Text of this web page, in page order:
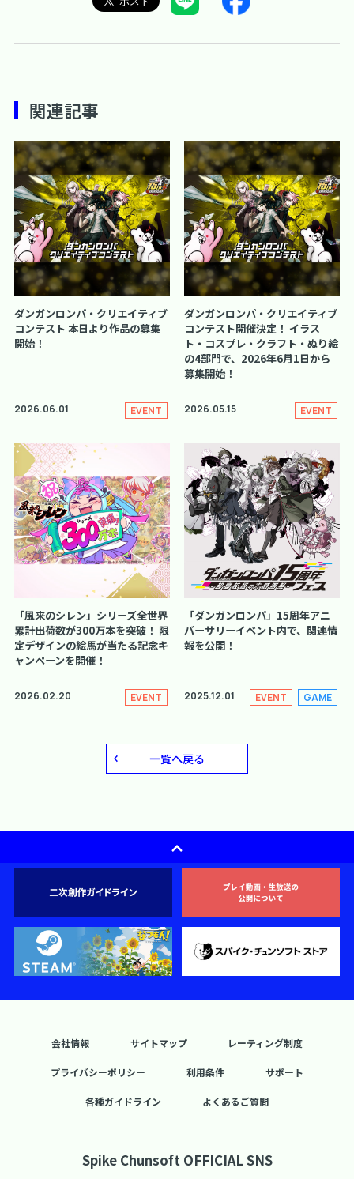
関連記事
ダンガンロンパ・クリエイティブ
コンテスト 本日より作品の募集
開始！
2026.06.01 EVENT
ダンガンロンパ・クリエイティブ
コンテスト開催決定！ イラス
ト・コスプレ・クラフト・ぬり絵
の4部門で、2026年6月1日から
募集開始！
2026.05.15 EVENT
「風来のシレン」シリーズ全世界
累計出荷数が300万本を突破！ 限
定デザインの絵馬が当たる記念キ
ャンペーンを開催！
2026.02.20 EVENT
「ダンガンロンパ」15周年アニ
バーサリーイベント内で、関連情
報を公開！
2025.12.01 EVENT GAME
一覧へ戻る
会社情報 サイトマップ レーティング制度
プライバシーポリシー 利用条件 サポート
各種ガイドライン よくあるご質問
Spike Chunsoft OFFICIAL SNS